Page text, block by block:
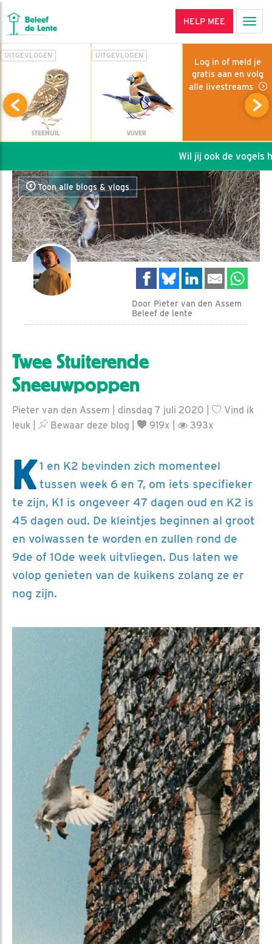
HELP MEE
UITGEVLOGEN
STEENUIL
UITGEVLOGEN
VIJVER
Log in of meld je
gratis aan en volg
alle livestreams
Wil jij ook de vogels
Toon alle blogs & vlogs
Door Pieter van den Assem
Beleef de lente
Twee Stuiterende
Sneeuwpoppen
Pieter van den Assem | dinsdag 7 juli 2020 |
Vind ik
leuk
Bewaar deze blog 919x | 393x
K1 en K2 bevinden zich momenteel
tussen week 6 en 7, om iets specifieker
te zijn, K1 is ongeveer 47 dagen oud en K2 is
45 dagen oud. De kleintjes beginnen al groot
en volwassen te worden en zullen rond de
9de of 10de week uitvliegen. Dus laten we
volop genieten van de kuikens zolang ze er
nog zijn.